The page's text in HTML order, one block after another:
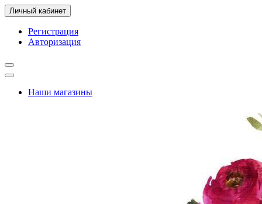
Личный кабинет
Регистрация
Авторизация
Наши магазины